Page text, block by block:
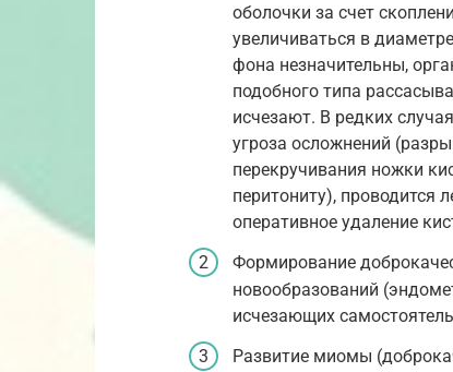
оболочки за счет
увеличиваться в
фона незначительны,
подобного типа
исчезают. В редких
угроза осложнений
перекручивания ножки
перитониту), проводится
оперативное удаление
Формирование
новообразований
исчезающих
Развитие миомы